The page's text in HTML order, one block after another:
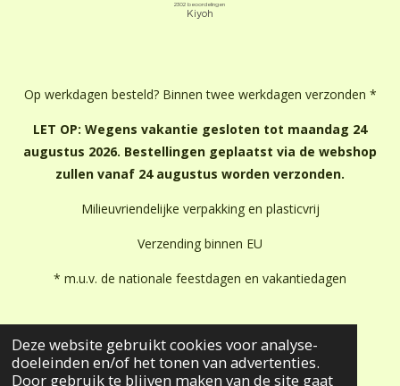
Deze website gebruikt cookies voor analyse-
doeleinden en/of het tonen van advertenties.
Door gebruik te blijven maken van de site gaat
Op werkdagen besteld? Binnen twee werkdagen verzonden *
LET OP: Wegens vakantie gesloten tot maandag 24
augustus 2026. Bestellingen geplaatst via de webshop
zullen vanaf 24 augustus worden verzonden.
Milieuvriendelijke verpakking en plasticvrij
Verzending binnen EU
* m.u.v. de nationale feestdagen en vakantiedagen